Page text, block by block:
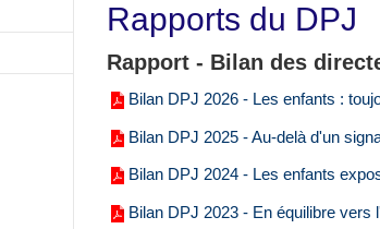
Rapports du DPJ
Rapport - Bilan des
Bilan DPJ 2026 - Les enfants :
Bilan DPJ 2025 - Au-delà d'un
Bilan DPJ 2024 - Les enfants
Bilan DPJ 2023 - En équilibre vers